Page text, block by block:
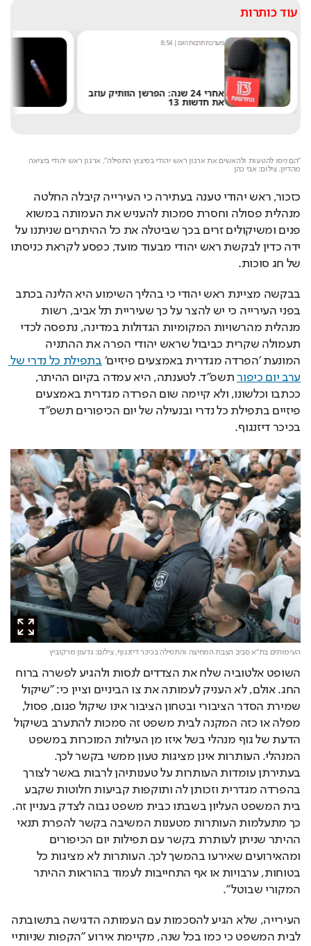
עוד כותרות
מערכת תרבות היום|
8:54
אחרי 24 שנה: הפרשן הוותיק עוזב
את חדשות 13
"הם ניסו להטעות ולהאשים את ארגון ראש יהודי בפיצוץ התפילה", ארגון ראש יהודי ביציאה
מהדיון. צילום: אבי כהן
כזכור, ראש יהודי טענה בעתירה כי העירייה קיבלה החלטה
מנהלית פסולה וחסרת סמכות להעניש את העמותה במשוא
פנים ומשיקולים זרים בכך שביטלה את כל ההיתרים שניתנו על
ידה כדין לבקשת ראש יהודי מבעוד מועד, כפסע לקראת כניסתו
של חג סוכות.
בבקשה מציינת ראש יהודי כי בהליך השימוע היא הלינה בכתב
בפני העירייה כי יש להצר על כך שעיריית תל אביב, רשות
מנהלית מהרשויות המקומיות הגדולות במדינה, נתפסה לכדי
תעמולה שקרית כביבול שראש יהודי הפרה את ההתניה
המונעת ׳הפרדה מגדרית באמצעים פיזיים׳
בתפילת כל נדרי של
ערב יום כיפור
תשפ״ד. לטענתה, היא עמדה בקיום ההיתר,
ככתבו וכלשונו, ולא קיימה שום הפרדה מגדרית באמצעים
פיזיים בתפילת כל נדרי ובנעילה של יום הכיפורים תשפ״ד
בכיכר דיזנגוף.
העימותים בת"א סביב הצבת המחיצה והתפילה בכיכר דיזנגוף,צילום: גדעון מרקוביץ
השופט אלטוביה שלח את הצדדים לנסות ולהגיע לפשרה ברוח
החג. אולם, לא העניק לעמותה את צו הביניים וציין כי: "שיקול
שמירת הסדר הציבורי ובטחון הציבור אינו שיקול פגום, פסול,
מפלה או כזה המקנה לבית משפט זה סמכות להתערב בשיקול
הדעת של גוף מנהלי בשל איזו מן העילות המוכרות במשפט
המנהלי. העותרות אינן מציגות טעון ממשי בקשר לכך.
בעתירתן עומדות העותרות על טענותיהן לרבות באשר לצורך
בהפרדה מגדרית וזכותן לה ותוקפות קביעות חלוטות שקבע
בית המשפט העליון בשבתו כבית משפט גבוה לצדק בעניין זה.
כך מתעלמות העותרות מטענות המשיבה בקשר להפרת תנאי
ההיתר שניתן לעותרת בקשר עם תפילות יום הכיפורים
ומהאירועים שאירעו בהמשך לכך. העותרות לא מציגות כל
בטוחות, ערבויות או אף התחייבות לעמוד בהוראות ההיתר
המקורי שבוטל".
העירייה, שלא הגיע להסכמות עם העמותה הדגישה בתשובתה
לבית המשפט כי כמו בכל שנה, מקיימת אירוע "הקפות שניותיי